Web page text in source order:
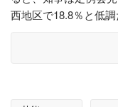
西地区で18.8％と低